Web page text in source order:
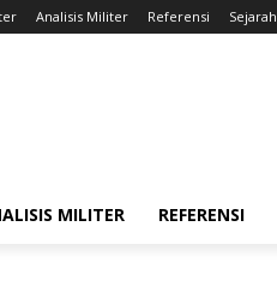
Analisis Militer Referensi Sejarah
MILITER REFERENSI